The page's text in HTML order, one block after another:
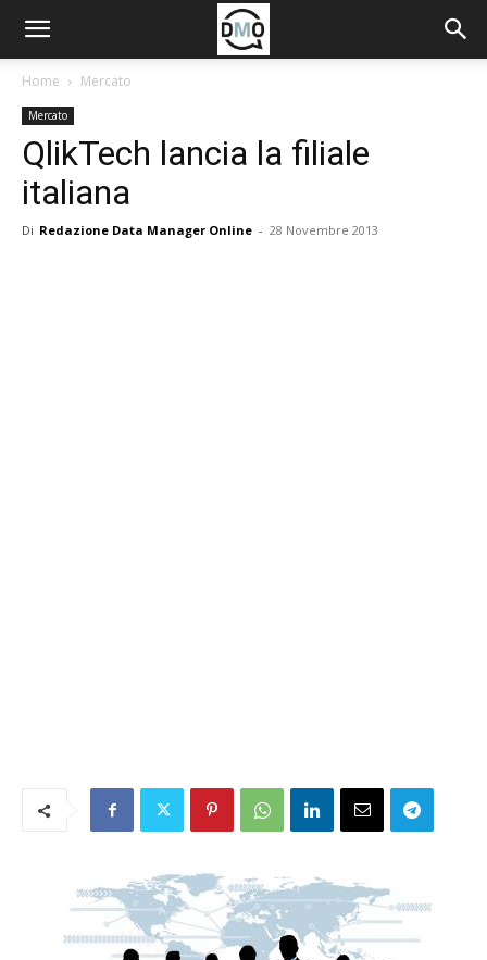
Home Mercato
Mercato
QlikTech lancia la filiale
italiana
Di Redazione Data Manager Online - 28 Novembre 2013